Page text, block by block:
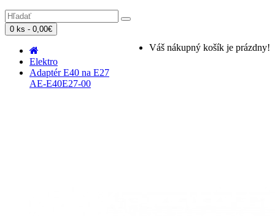
0 ks - 0,00€
Váš nákupný košík je prázdny!
Elektro
Adaptér E40 na E27
AE-E40E27-00